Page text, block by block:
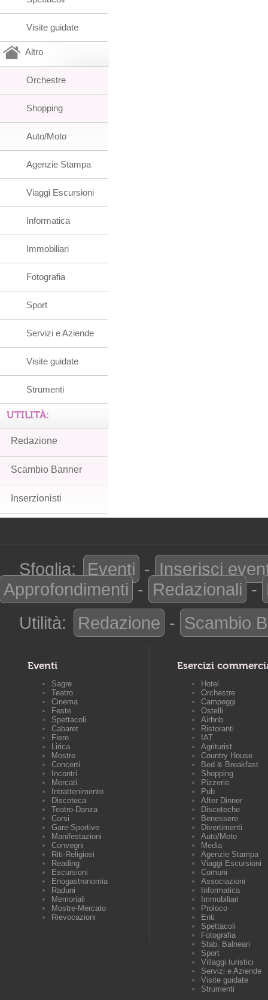
Visite guidate
Altro
Orchestre
Shopping
Auto/Moto
Agenzie Stampa
Viaggi Escursioni
Informatica
Immobiliari
Fotografia
Sport
Servizi e Aziende
Visite guidate
Strumenti
UTILITÀ:
Redazione
Scambio Banner
Inserzionisti
Sfoglia: Eventi - Inserisci
Approfondimenti - Redazionali -
Utilità:
Redazione - Scambio
Eventi
Sagre
Teatro
Cinema
Feste
Spettacoli
Cabaret
Fiere
Lirica
Mostre
Concerti
Incontri
Mercati
Intrattenimento
Discoteca
Teatro-Danza
Corsi
Gare-Sportive
Manifestazioni
Convegni
Riti-Religiosi
Reading
Escursioni
Enogastronomia
Raduni
Memoriali
Mostre-Mercato
Rievocazioni
Esercizi
Hotel
Orchestre
Campeggi
Ostelli
Airbnb
Ristoranti
IAT
Agriturist
Country House
Bed & Breakfast
Shopping
Pizzerie
Pub
After Dinner
Discoteche
Benessere
Divertimenti
Auto/Moto
Media
Agenzie Stampa
Viaggi Escursioni
Comuni
Associazioni
Informatica
Immobiliari
Proloco
Enti
Spettacoli
Fotografia
Stab. Balneari
Sport
Villaggi turistici
Servizi e Aziende
Visite guidate
Strumenti